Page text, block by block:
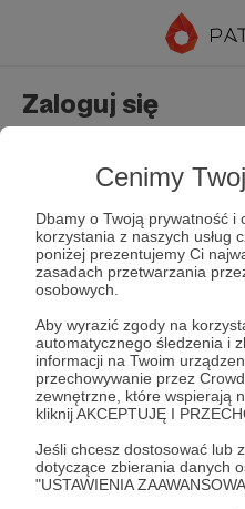
Cenimy
Dbamy o Twoją prywatność i
korzystania z naszych usług
poniżej prezentujemy Ci
zasadach przetwarzania
osobowych.
Aby wyrazić zgody na
automatycznego śledzenia i
informacji na Twoim
przechowywanie przez
zewnętrzne, które wspierają
kliknij AKCEPTUJĘ I
Jeśli chcesz dostosować lub
dotyczące zbierania danych
"USTAWIENIA
Zaloguj się
Zapamiętaj mnie